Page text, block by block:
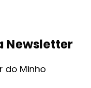
Newsletter
do Minho